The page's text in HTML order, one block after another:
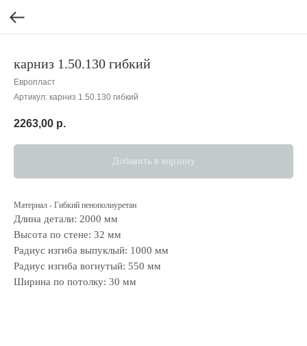
карниз 1.50.130 гибкий
Европласт
Артикул: карниз 1.50.130 гибкий
2263,00 р.
Добавить в корзину
Материал - Гибкий пенополиуретан
Длина детали: 2000 мм
Высота по стене: 32 мм
Радиус изгиба выпуклый: 1000 мм
Радиус изгиба вогнутый: 550 мм
Ширина по потолку: 30 мм